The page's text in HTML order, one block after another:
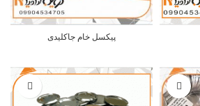
پیکسل خام جاکلیدی